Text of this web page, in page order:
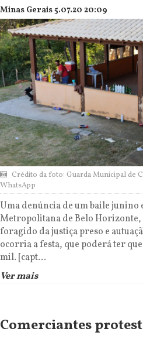
Minas Gerais 5.07.20 20:09
Crédito da foto: Guarda Municipal de
WhatsApp
Uma denúncia de um baile junino
Metropolitana de Belo
foragido da justiça preso e
ocorria a festa, que poderá ter
mil. [capt...
Ver mais
Comerciantes